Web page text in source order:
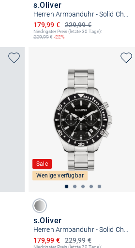
s.Oliver
Herren Armbanduhr - Solid Chrono
229,99 €
Ermäßigter Preis
179,99 €
Niedrigster Preis (letzte 30 Tage):
229,99€ -22%
Sale
Wenige verfügbar
s.Oliver
229,99 €
Ermäßigter Preis
179,99 €
Niedrigster Preis (letzte 30 Tage):